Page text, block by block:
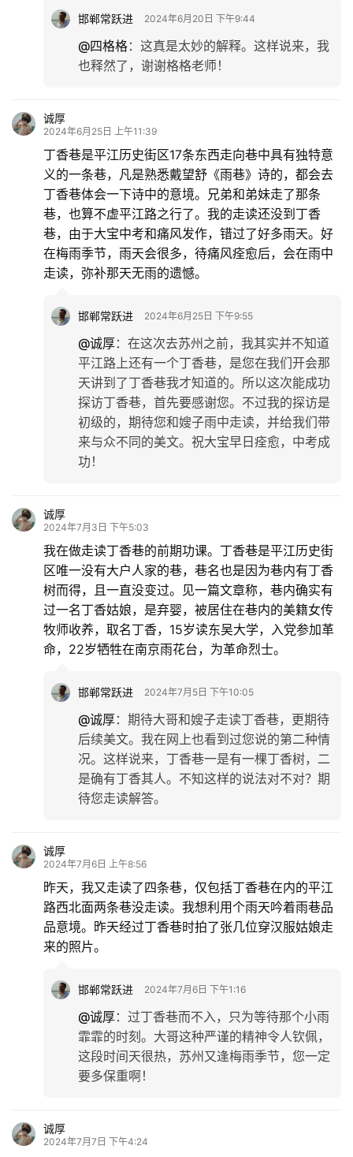
邯郸常跃进 2024年6月20日 下午9:44
@四格格： 这真是太妙的解释。这样说来，我
也释然了，谢谢格格老师！
诚厚
2024年6月25日 上午11:39
丁香巷是平江历史街区17条东西走向巷中具有独特意
义的一条巷，凡是熟悉戴望舒《雨巷》诗的，都会去
丁香巷体会一下诗中的意境。兄弟和弟妹走了那条
巷，也算不虚平江路之行了。我的走读还没到丁香
巷，由于大宝中考和痛风发作，错过了好多雨天。好
在梅雨季节，雨天会很多，待痛风痊愈后，会在雨中
走读，弥补那天无雨的遗憾。
邯郸常跃进 2024年6月25日 下午9:55
@诚厚： 在这次去苏州之前，我其实并不知道
平江路上还有一个丁香巷，是您在我们开会那
天讲到了丁香巷我才知道的。所以这次能成功
探访丁香巷，首先要感谢您。不过我的探访是
初级的，期待您和嫂子雨中走读，并给我们带
来与众不同的美文。祝大宝早日痊愈，中考成
功！
诚厚
2024年7月3日 下午5:03
我在做走读丁香巷的前期功课。丁香巷是平江历史街
区唯一没有大户人家的巷，巷名也是因为巷内有丁香
树而得，且一直没变过。见一篇文章称，巷内确实有
过一名丁香姑娘，是弃婴，被居住在巷内的美籍女传
牧师收养，取名丁香，15岁读东吴大学，入党参加革
命，22岁牺牲在南京雨花台，为革命烈士。
邯郸常跃进 2024年7月5日 下午10:05
@诚厚： 期待大哥和嫂子走读丁香巷，更期待
后续美文。我在网上也看到过您说的第二种情
况。这样说来，丁香巷一是有一棵丁香树，二
是确有丁香其人。不知这样的说法对不对？期
待您走读解答。
诚厚
2024年7月6日 上午8:56
昨天，我又走读了四条巷，仅包括丁香巷在内的平江
路西北面两条巷没走读。我想利用个雨天吟着雨巷品
品意境。昨天经过丁香巷时拍了张几位穿汉服姑娘走
来的照片。
邯郸常跃进 2024年7月6日 下午1:16
@诚厚： 过丁香巷而不入，只为等待那个小雨
霏霏的时刻。大哥这种严谨的精神令人钦佩，
这段时间天很热，苏州又逢梅雨季节，您一定
要多保重啊！
诚厚
2024年7月7日 下午4:24